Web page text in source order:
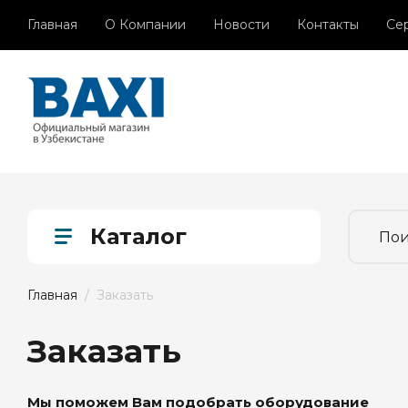
Главная О Компании Новости Контакты
Каталог
Главная /  Заказать
Заказать
Мы поможем Вам подобрать оборудование